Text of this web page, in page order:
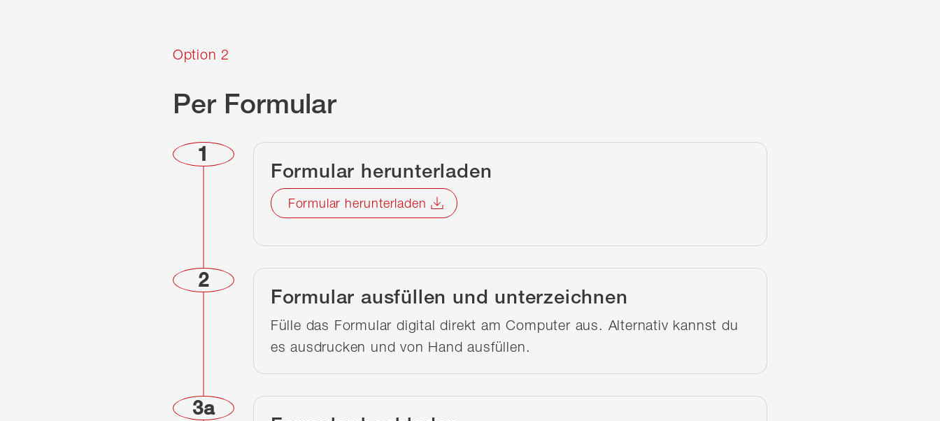
Option 2
Per Formular
1
Formular herunterladen
Formular herunterladen
2
Formular ausfüllen und unterzeichnen
Fülle das Formular digital direkt am Computer aus. Alternativ kannst du
es ausdrucken und von Hand ausfüllen.
3a